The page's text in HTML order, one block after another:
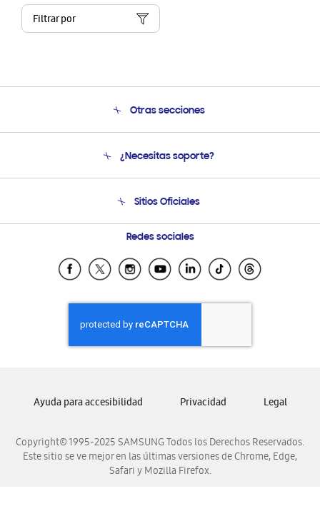
Filtrar por
Otras secciones
Soporte
Seguimiento de tu pedido
Condiciones de Compra
¿Necesitas soporte?
Soporte vía eMail
Preguntas Frecuentes
Sitios Oficiales
Samsung Costa Rica
Samsung Ecuador
Samsung El Salvador
Samsung Guatemala
Samsung Honduras
Samsung Nicaragua
Samsung Venezuela
Redes sociales
Copyright© 1995-2025 SAMSUNG Todos los Derechos Reservados.
Este sitio se ve mejor en las últimas versiones de Chrome, Edge,
Safari y Mozilla Firefox.
Ayuda para accesibilidad Privacidad Legal